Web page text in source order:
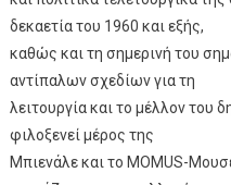
δεκαετία του 1960 και εξής,
καθώς και τη σημερινή του
αντίπαλων σχεδίων για τη
λειτουργία και το μέλλον του
φιλοξενεί μέρος της
Μπιενάλε και το MOMUS-